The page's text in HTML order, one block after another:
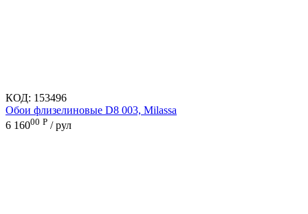
КОД: 153496
Обои флизелиновые D8 003, Milassa
6 16000 Р / рул